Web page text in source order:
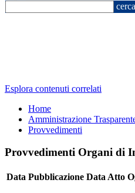
Esplora contenuti correlati
Home
Amministrazione
Provvedimenti
Provvedimenti Organi di
Data Pubblicazione Data Atto